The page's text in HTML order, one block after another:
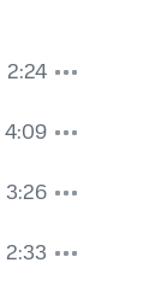
2:24
4:09
3:26
2:33